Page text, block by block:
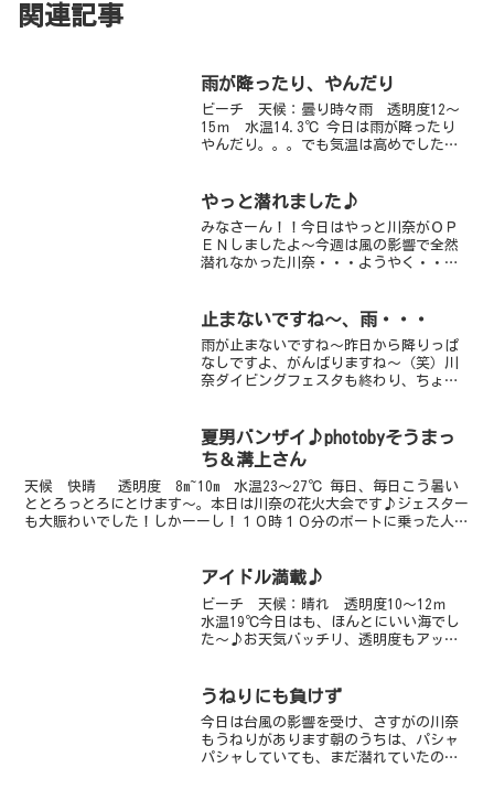
関連記事
雨が降ったり、やんだり
ビーチ 天候：曇り時々雨 透明度12～
15ｍ 水温14.3℃ 今日は雨が降ったり
やんだり。。。でも気温は高めでした
グ後に訪れるのもあり♪かも知れませ
やっと潜れました♪
みなさーん！！今日はやっと川奈がＯＰ
ＥＮしましたよ～今週は風の影響で全然
潜れなかった川奈・・・ようやく・・・
では？？ということ・・・何匹残ってい
止まないですね～、雨・・・
雨が止まないですね～昨日から降りっぱ
なしですよ、がんばりますね～（笑）川
奈ダイビングフェスタも終わり、ちょっ
ます・・・今日、ゲストさんがご来店し
てくれているので、なんと...
夏男バンザイ♪photobyそうまっ
ち＆溝上さん
天候 快晴 透明度 8m~10m 水温23～27℃ 毎日、毎日こう暑い
ととろっとろにとけます～。本日は川奈の花火大会です♪ジェスター
も大賑わいでした！しかーーし！１０時１０分のボートに乗った人は
アイドル満載♪
ビーチ 天候：晴れ 透明度10～12ｍ
水温19℃今日はも、ほんとにいい海でし
た～♪お天気バッチリ、透明度もアッ
いいのか？！ってほどのお魚アイドル結
集です。ペアのカミソ...
うねりにも負けず
今日は台風の影響を受け、さすがの川奈
もうねりがあります朝のうちは、パシャ
パシャしていても、まだ潜れていたの